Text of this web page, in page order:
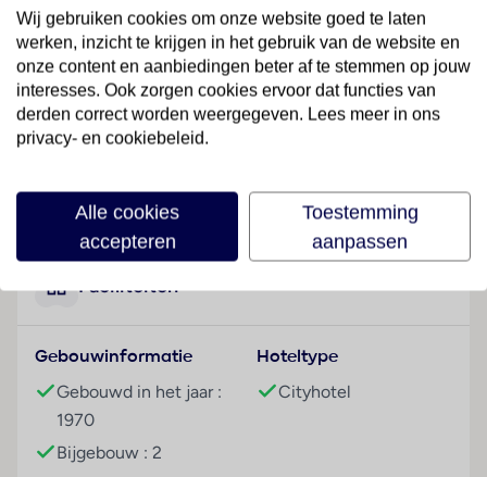
Lumpini Park en de andere attracties van Bangkok,
zoals het Grote Paleis, Wat Pho en de nachtmarkten
van Patpong. De internationale luchthaven Don
Mueang bevindt zich op ongeveer 25 km afstand,
naar de luchthaven Suvarnabhumi is het vanaf het
hotel ongeveer 35 km rijden.
Voor de gasten staan in een hoofdgebouw met 22
verdiepingen en in 2 bijgebouwen 517 kamers ter
beschikking. Aan de 24-uurs receptie is het in- en
hebben de gasten toegang tot het internet. Het hotel
beschikt over verschillende faciliteiten die voor
gehandicapten toegankelijk zijn. Een lift en
faciliteiten voor rolstoelgebruikers zijn voorhanden. Er
zijn ook winkels. Buiten biedt een tuin extra ruimte
Lees meer
Faciliteiten
Gebouwinformatie
Gebouwd in het jaar :
1970
Bijgebouw : 2
Hoteltype
Cityhotel
Wij gebruiken cookies om onze website goed te laten
werken, inzicht te krijgen in het gebruik van de website en
onze content en aanbiedingen beter af te stemmen op jouw
interesses. Ook zorgen cookies ervoor dat functies van
derden correct worden weergegeven. Lees meer in ons
privacy- en cookiebeleid.
Alle cookies
accepteren
Toestemming
aanpassen